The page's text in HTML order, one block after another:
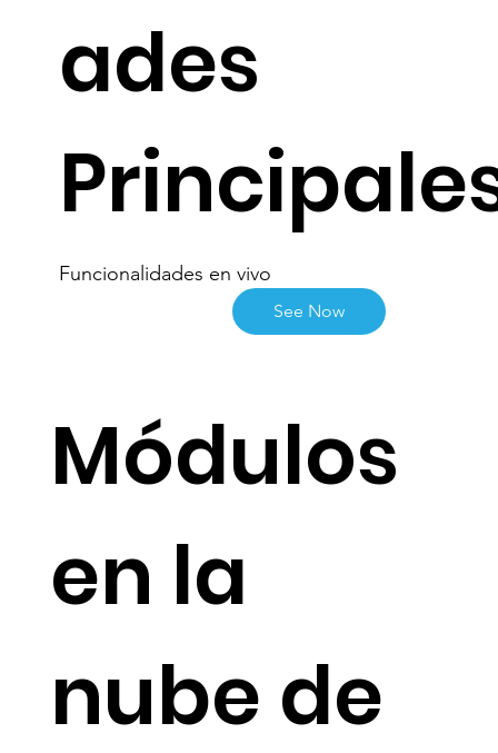
ades
Funcionalidades en vivo
See Now
Módulos
en la
nube de